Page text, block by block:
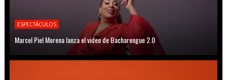
ESPECTÁCULOS
Marcel Piel Morena lanza el video de Bacharengue 2.0